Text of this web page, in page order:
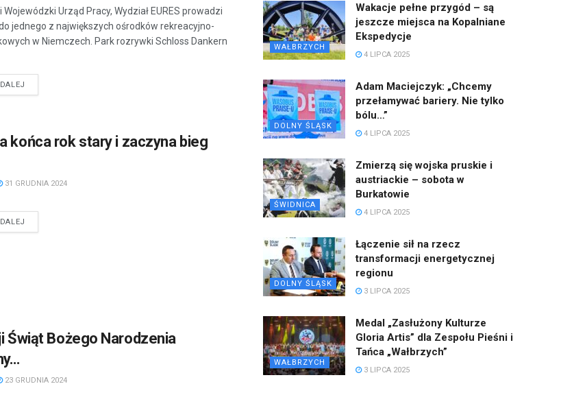
Wojewódzki Urząd Pracy, Wydział EURES prowadzi
jednego z największych ośrodków rekreacyjno-
w Niemczech. Park rozrywki Schloss Dankern
końca rok stary i zaczyna bieg
31 GRUDNIA 2024
Świąt Bożego Narodzenia
23 GRUDNIA 2024
WAŁBRZYCH
Wakacje pełne przygód – są
jeszcze miejsca na Kopalniane
Ekspedycje
4 LIPCA 2025
DOLNY ŚLĄSK
Adam Maciejczyk: „Chcemy
przełamywać bariery. Nie tylko
bólu…”
4 LIPCA 2025
ŚWIDNICA
Zmierzą się wojska pruskie i
austriackie – sobota w
Burkatowie
4 LIPCA 2025
DOLNY ŚLĄSK
Łączenie sił na rzecz
transformacji energetycznej
regionu
3 LIPCA 2025
WAŁBRZYCH
Medal „Zasłużony Kulturze
Gloria Artis” dla Zespołu Pieśni i
Tańca „Wałbrzych”
3 LIPCA 2025